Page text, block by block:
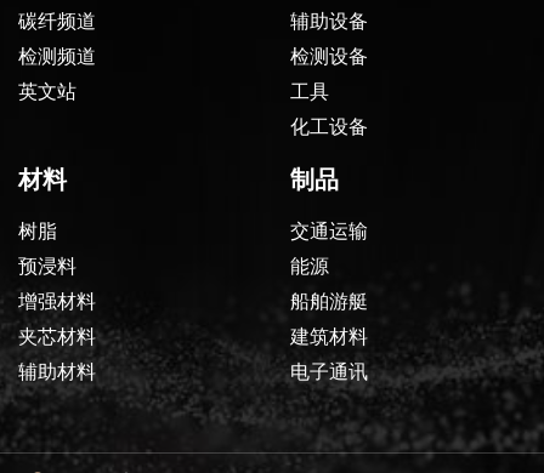
碳纤频道
检测频道
英文站
辅助设备
检测设备
工具
化工设备
材料
树脂
预浸料
增强材料
夹芯材料
辅助材料
制品
交通运输
能源
船舶游艇
建筑材料
电子通讯